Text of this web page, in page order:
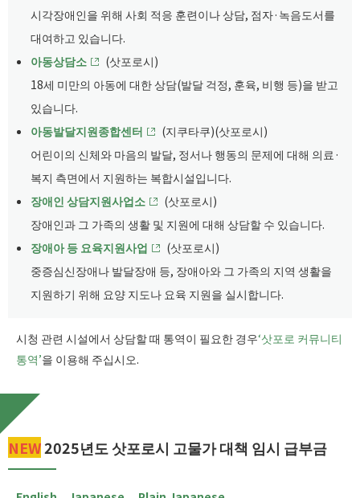
시각장애인을 위해 사회 적응 훈련이나 상담, 점자·녹음도서를
대여하고 있습니다.
아동상담소
(삿포로시)
18세 미만의 아동에 대한 상담(발달 걱정, 훈육, 비행 등)을 받고
있습니다.
아동발달지원종합센터
(지쿠타쿠)(삿포로시)
어린이의 신체와 마음의 발달, 정서나 행동의 문제에 대해 의료·
복지 측면에서 지원하는 복합시설입니다.
장애인 상담지원사업소
(삿포로시)
장애인과 그 가족의 생활 및 지원에 대해 상담할 수 있습니다.
장애아 등 요육지원사업
(삿포로시)
중증심신장애나 발달장애 등, 장애아와 그 가족의 지역 생활을
지원하기 위해 요양 지도나 요육 지원을 실시합니다.
시청 관련 시설에서 상담할 때 통역이 필요한 경우‘삿포로 커뮤니티
통역’을 이용해 주십시오.
NEW2025년도 삿포로시 고물가 대책 임시 급부금